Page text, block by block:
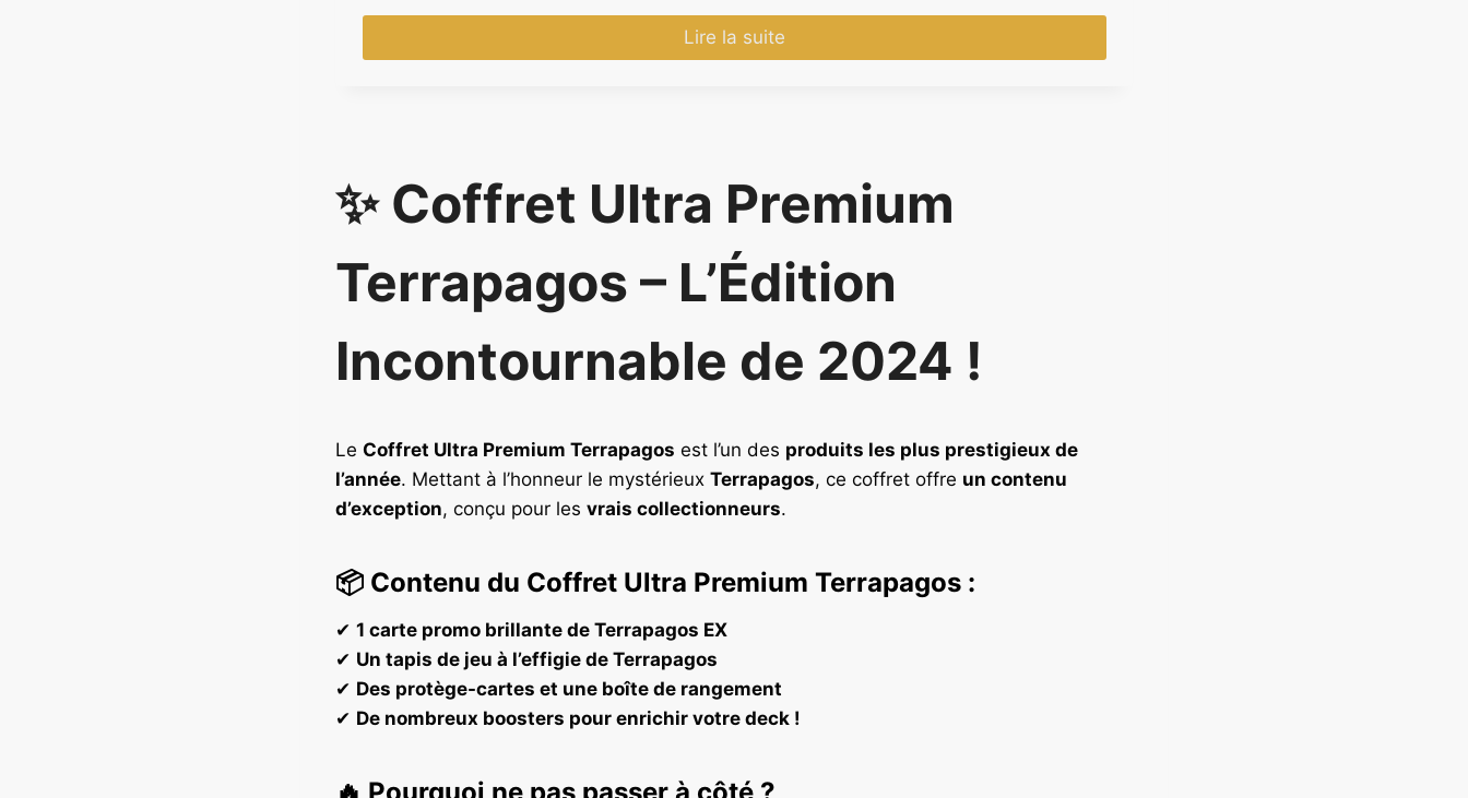
Lire la suite
✨ Coffret Ultra Premium
Terrapagos – L’Édition
Incontournable de 2024 !
Le Coffret Ultra Premium Terrapagos est l’un des produits les plus prestigieux de
l’année. Mettant à l’honneur le mystérieux Terrapagos, ce coffret offre un contenu
d’exception, conçu pour les vrais collectionneurs.
📦 Contenu du Coffret Ultra Premium Terrapagos :
✔ 1 carte promo brillante de Terrapagos EX
✔ Un tapis de jeu à l’effigie de Terrapagos
✔ Des protège-cartes et une boîte de rangement
✔ De nombreux boosters pour enrichir votre deck !